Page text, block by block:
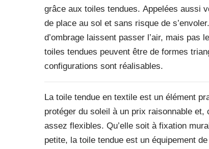
grâce aux toiles tendues. Appelées aussi
de place au sol et sans risque de
d’ombrage laissent passer l’air, mais
toiles tendues peuvent être de formes
configurations sont réalisables.
La toile tendue en textile est un élément
protéger du soleil à un prix raisonnable
assez flexibles. Qu’elle soit à fixation
petite, la toile tendue est un équipement